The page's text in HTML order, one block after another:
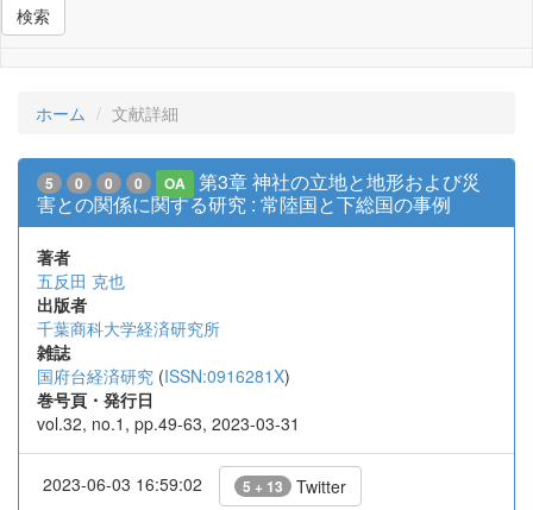
検索
ホーム 文献詳細
5 0 0 0 OA
第3章 神社の立地と地形および災
害との関係に関する研究 : 常陸国と下総国の事例
著者
五反田 克也
出版者
千葉商科大学経済研究所
雑誌
国府台経済研究 (ISSN:0916281X)
巻号頁・発行日
vol.32, no.1, pp.49-63, 2023-03-31
2023-06-03 16:59:02 5 + 13 Twitter